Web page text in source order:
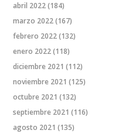
abril 2022(184)
marzo 2022(167)
febrero 2022(132)
enero 2022(118)
diciembre 2021 (112)
noviembre 2021 (125)
octubre 2021 (132)
septiembre 2021 (116)
agosto 2021 (135)